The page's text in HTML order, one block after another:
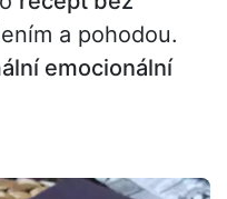
a pohodou.
emocionální